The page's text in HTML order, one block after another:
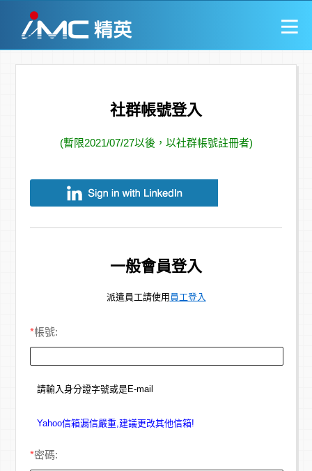
社群帳號登入
(暫限2021/07/27以後，以社群帳號註冊者)
一般會員登入
派遣員工請使用 員工登入
*帳號:
請輸入身分證字號或是E-mail
Yahoo信箱漏信嚴重,建議更改其他信箱!
*密碼: